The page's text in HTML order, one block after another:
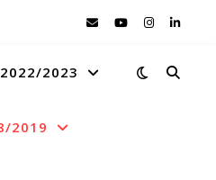
2022/2023
2019